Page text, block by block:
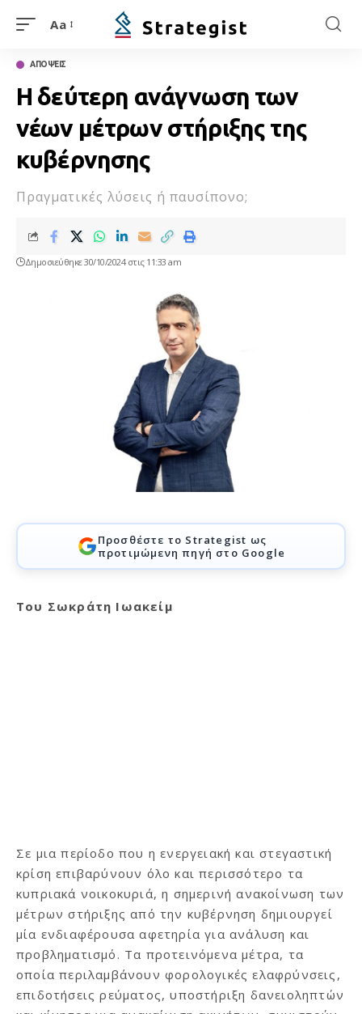
Aa
ΑΠΟΨΕΙΣ
Η δεύτερη ανάγνωση των
νέων μέτρων στήριξης της
κυβέρνησης
Πραγματικές λύσεις ή παυσίπονο;
Δημοσιεύθηκε 30/10/2024 στις 11:33 am
Προσθέστε το Strategist ως
προτιμώμενη πηγή στο Google
Του Σωκράτη Ιωακείμ
Σε μια περίοδο που η ενεργειακή και στεγαστική
κρίση επιβαρύνουν όλο και περισσότερο τα
κυπριακά νοικοκυριά, η σημερινή ανακοίνωση των
μέτρων στήριξης από την κυβέρνηση δημιουργεί
μία ενδιαφέρουσα αφετηρία για ανάλυση και
προβληματισμό. Τα προτεινόμενα μέτρα, τα
οποία περιλαμβάνουν φορολογικές ελαφρύνσεις,
επιδοτήσεις ρεύματος, υποστήριξη δανειοληπτών